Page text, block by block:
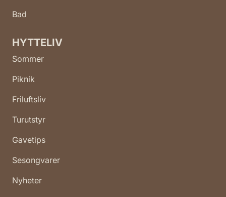
Bad
HYTTELIV
Sommer
Piknik
Friluftsliv
Turutstyr
Gavetips
Sesongvarer
Nyheter